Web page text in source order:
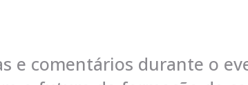
e comentários durante o